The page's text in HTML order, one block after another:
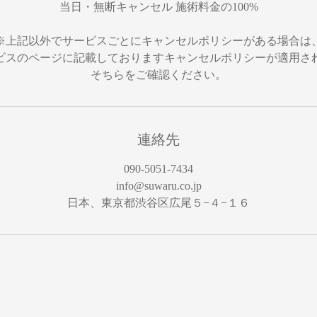
当日・無断キャンセル 施術料金の100%
記以外でサービスごとにキャンセルポリシーがある場合は、
スのページに記載しておりますキャンセルポリシーが適用さ
そちらをご確認ください。
連絡先
090-5051-7434
info@suwaru.co.jp
日本、東京都渋谷区広尾５−４−１６